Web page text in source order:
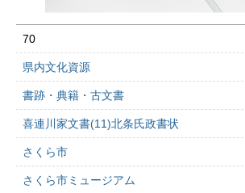
70
県内文化資源
書跡・典籍・古文書
喜連川家文書(11)北条氏政書状
さくら市
さくら市ミュージアム